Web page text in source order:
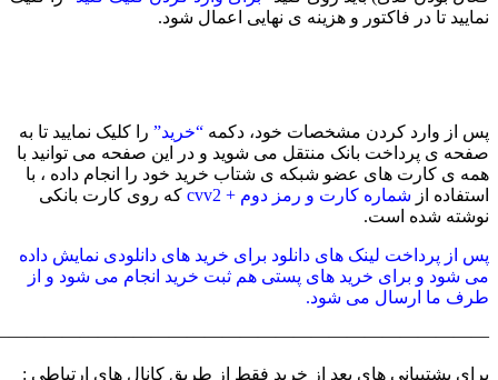
تا در فاکتور و هزینه ی نهایی اعمال شود.
از وارد کردن مشخصات خود، دکمه“خرید” را کلیک نمایید تا به
ی پرداخت بانک منتقل می شوید و در این صفحه می توانید با
ی کارت های عضو شبکه ی شتاب خرید خود را انجام داده ، با
ازشماره کارت و رمز دوم + cvv2
که روی کارت بانکی
شده است.
از پرداخت لینک های دانلود برای خرید های دانلودی نمایش داده
شود و برای خرید های پستی هم ثبت خرید انجام می شود و از
ما ارسال می شود.
پشتیبانی های بعد از خرید فقط از طریق کانال های ارتباطی :